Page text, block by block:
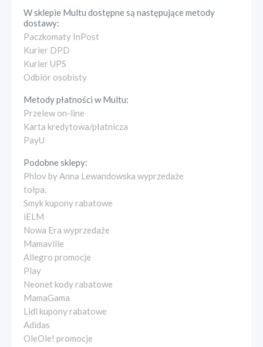
W sklepie Multu dostępne są następujące metody
dostawy:
Paczkomaty InPost
Kurier DPD
Kurier UPS
Odbiór osobisty
Metody płatności wMultu:
Przelew on-line
Karta kredytowa/płatnicza
PayU
Podobne sklepy:
Phlov by Anna Lewandowska wyprzedaże
tołpa.
Smyk kupony rabatowe
iELM
Nowa Era wyprzedaże
Mamaville
Allegro promocje
Play
Neonet kody rabatowe
MamaGama
Lidl kupony rabatowe
Adidas
OleOle! promocje